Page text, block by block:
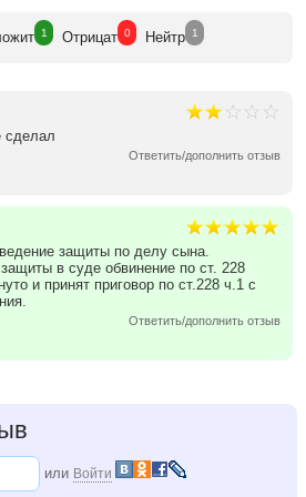
1 Отрицат 0 Нейтр 1
сделал
Ответить/дополнить отзыв
защиты по делу сына.
в суде обвинение по ст. 228
и принят приговор по ст.228 ч.1 с
Ответить/дополнить отзыв
или Войти